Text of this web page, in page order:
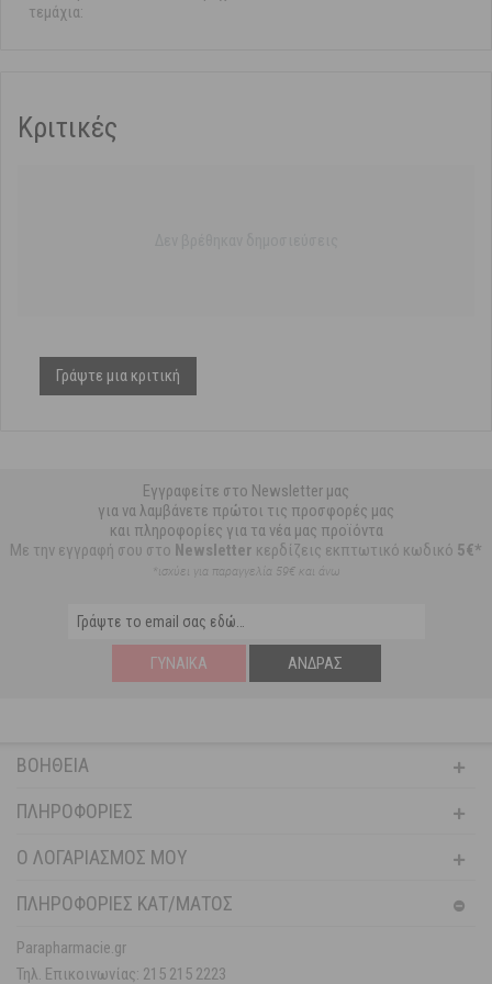
τεμάχια:
Κριτικές
Γράψτε μια κριτική
Εγγραφείτε στο Newsletter μας
για να λαμβάνετε πρώτοι τις προσφορές μας
και πληροφορίες για τα νέα μας προϊόντα
Με την εγγραφή σου στο Newsletter κερδίζεις εκπτωτικό κωδικό 5€*
*ισχύει για παραγγελία 59€ και άνω
ΓΥΝΑΊΚΑ ΆΝΔΡΑΣ
ΒΟΉΘΕΙΑ
ΠΛΗΡΟΦΟΡΊΕΣ
Ο ΛΟΓΑΡΙΑΣΜΌΣ ΜΟΥ
ΠΛΗΡΟΦΟΡΙΕΣ ΚΑΤ/ΜΑΤΟΣ
Parapharmacie.gr
Τηλ. Επικοινωνίας: 215 215 2223